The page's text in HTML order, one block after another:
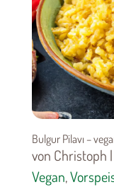
Bulgur Pilavı –
von Christoph
Vegan,